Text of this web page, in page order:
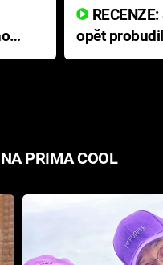
opět
přichází s
PRIMA COOL